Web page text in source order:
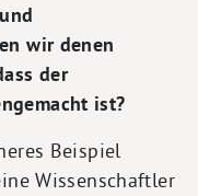
wir denen
der
ist?
Beispiel
Wissenschaftler